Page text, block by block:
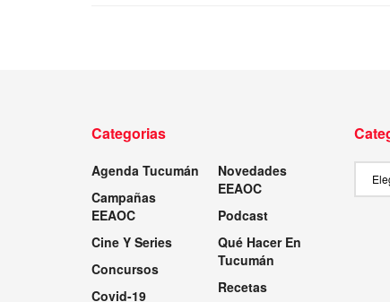
Categorias
Agenda Tucumán
Campañas
EEAOC
Cine Y Series
Concursos
Covid-19
Novedades
EEAOC
Podcast
Qué Hacer En
Tucumán
Recetas